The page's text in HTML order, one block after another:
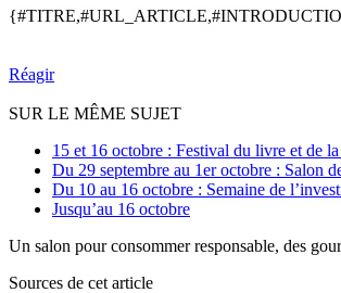
Réagir
SUR LE MÊME SUJET
15 et 16 octobre : Festival du livre et de
Du 29 septembre au 1er octobre : Salon
Du 10 au 16 octobre : Semaine de
Jusqu’au 16 octobre
Un salon pour consommer responsable, des
Sources de cet article